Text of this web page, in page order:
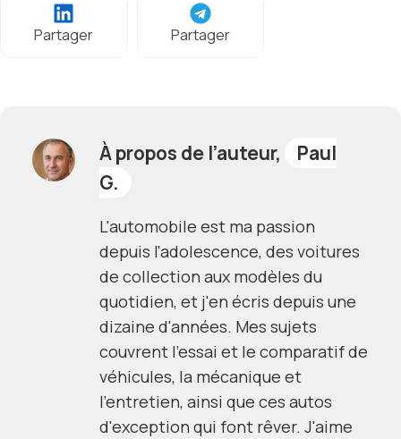
Partager Partager
À propos de l’auteur,
Paul
G.
L'automobile est ma passion
depuis l'adolescence, des voitures
de collection aux modèles du
quotidien, et j'en écris depuis une
dizaine d'années. Mes sujets
couvrent l'essai et le comparatif de
véhicules, la mécanique et
l'entretien, ainsi que ces autos
d'exception qui font rêver. J'aime